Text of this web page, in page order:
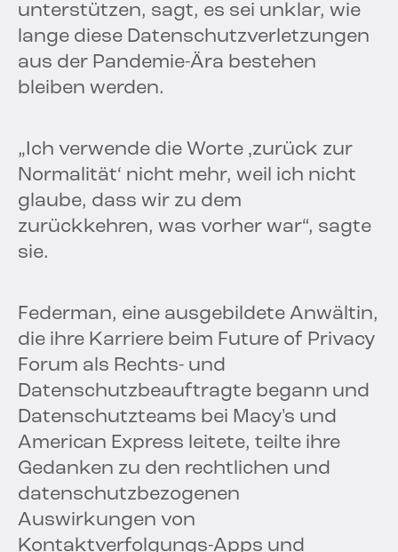
unterstützen, sagt, es sei unklar, wie
lange diese Datenschutzverletzungen
aus der Pandemie-Ära bestehen
bleiben werden.
„Ich verwende die Worte ‚zurück zur
Normalität‘ nicht mehr, weil ich nicht
glaube, dass wir zu dem
zurückkehren, was vorher war“, sagte
sie.
Federman, eine ausgebildete Anwältin,
die ihre Karriere beim Future of Privacy
Forum als Rechts- und
Datenschutzbeauftragte begann und
Datenschutzteams bei Macy's und
American Express leitete, teilte ihre
Gedanken zu den rechtlichen und
datenschutzbezogenen
Auswirkungen von
Kontaktverfolgungs-Apps und